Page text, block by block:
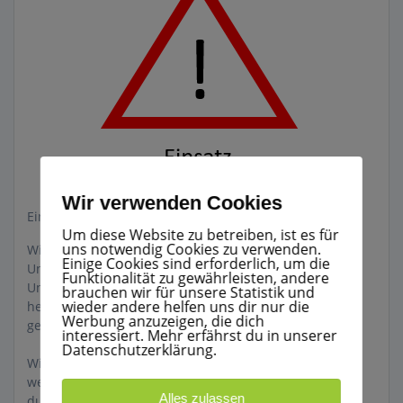
Einsatz Nr.: 29-35/2021 28.06.21 21:36
Wir wurden durch die Leitstelle Biberach zu einigen
Unwettereinsätzen alarmiert.
Unteranderem war wiederum zahlreiche größere Äste
herabgestürzt und auf der Fahrbahn zum liegen
gekommen.
Wir sperrten die Straße und entfernten die Äste. Des
weiteren wurde noch eine sogenannte Sitzbereitschaft
Wir verwenden Cookies
Um diese Website zu betreiben, ist es für
uns notwendig Cookies zu verwenden.
Einige Cookies sind erforderlich, um die
Funktionalität zu gewährleisten, andere
brauchen wir für unsere Statistik und
wieder andere helfen uns dir nur die
Werbung anzuzeigen, die dich
interessiert. Mehr erfährst du in unserer
Datenschutzerklärung.
Alles zulassen